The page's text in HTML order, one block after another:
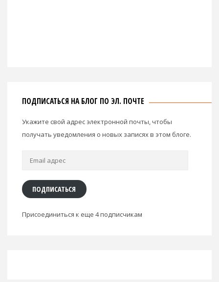
ПОДПИСАТЬСЯ НА БЛОГ ПО ЭЛ. ПОЧТЕ
Укажите свой адрес электронной почты, чтобы
получать уведомления о новых записях в этом блоге.
Email
ПОДПИСАТЬСЯ
Присоединиться к еще 4 подписчикам